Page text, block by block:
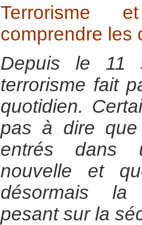
Terrorisme
comprendre les
Depuis le 11
terrorisme fait
quotidien.
pas à dire que
entrés dans
nouvelle et
désormais la
pesant sur la